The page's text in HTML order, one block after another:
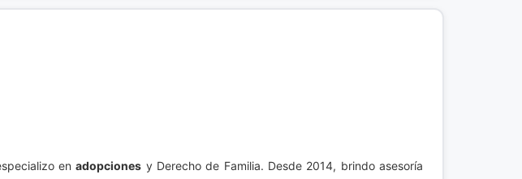
enadopciones y Derecho de Familia. Desde 2014, brindo asesoría